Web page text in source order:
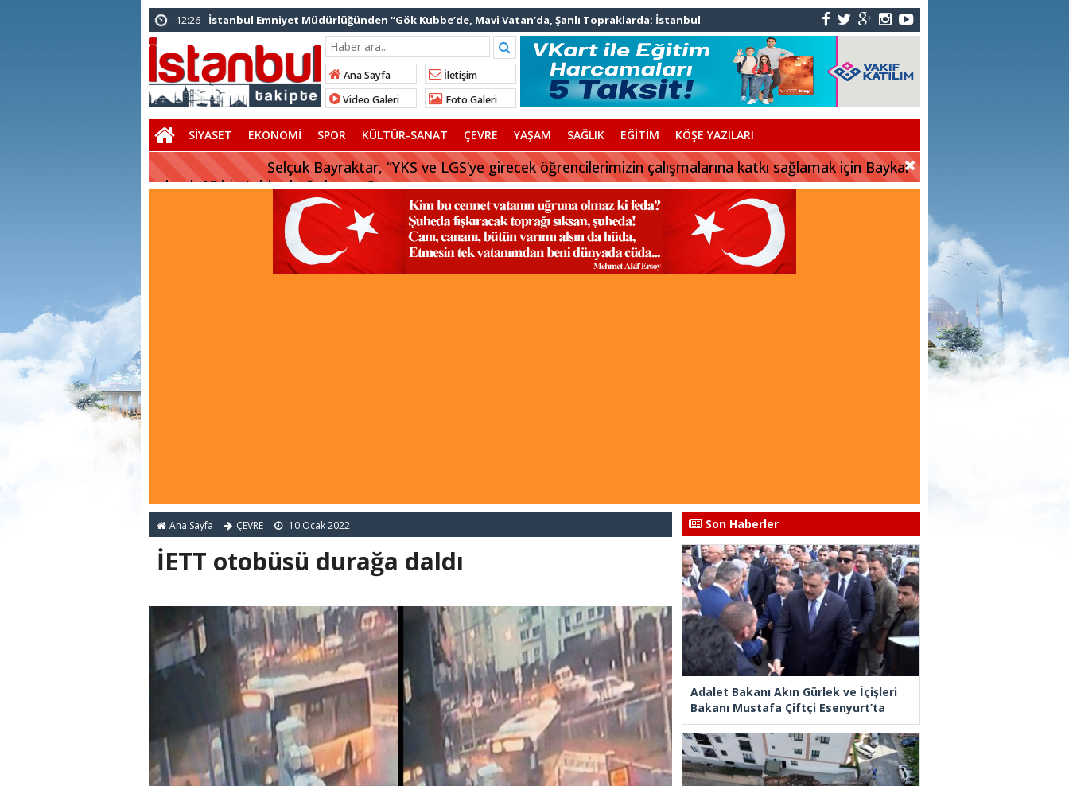
12:26 - İstanbul Emniyet Müdürlüğünden “Gök Kubbe’de, Mavi Vatan’da, Şanlı Topraklarda: İstanbul
Emniyeti Her Yerde” paylaşımı
19:26 -Çekmeköy Belediye Başkanı Orhan Çerkez AK Parti’ye katıldı
16:56 - İstanbul’da 4 CHP’li belediye başkanı AK Parti’ye katılıyor
Ana Sayfa
İletişim
Video Galeri
Foto Galeri
SİYASET EKONOMİ SPOR KÜLTÜR-SANAT ÇEVRE YAŞAM SAĞLIK EĞİTİM KÖŞE YAZILARI
FLAŞ HABER:
Selçuk Bayraktar, “YKS ve LGS’ye girecek öğrencilerimizin çalışmalarına katkı sağlamak için Baykar
olarak 10 bin tablet bağışlıyoruz”
Ana Sayfa ÇEVRE 10 Ocak 2022
İETT otobüsü durağa daldı
Son Haberler
Adalet Bakanı Akın Gürlek ve İçişleri
Bakanı Mustafa Çiftçi Esenyurt’ta